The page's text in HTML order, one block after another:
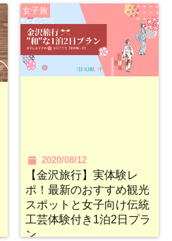
女子旅
2020/08/12
【金沢旅行】実体験レ
ポ！最新のおすすめ観光
スポットと女子向け伝統
工芸体験付き1泊2日プラ
ン